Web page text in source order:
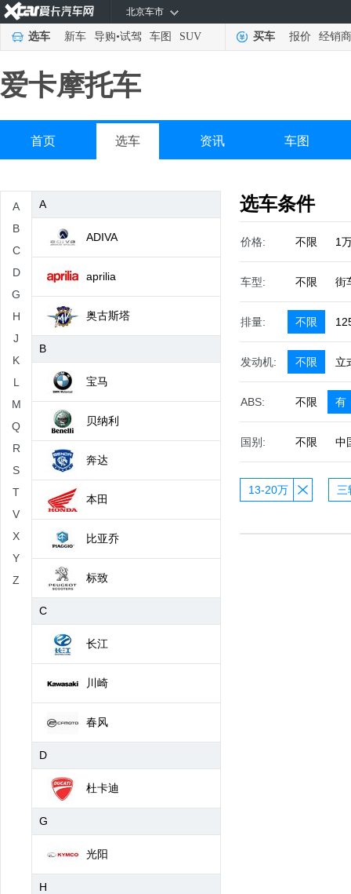
北京车市
选车 新车 导购•试驾 车图 SUV 买车 报价 经销商
爱卡摩托车
首页 选车 资讯 车图
A
B
C
D
G
H
J
K
L
M
Q
R
S
T
V
X
Y
Z
A
ADIVA
aprilia
奥古斯塔
B
宝马
贝纳利
奔达
本田
比亚乔
标致
C
长江
川崎
春风
D
杜卡迪
G
光阳
H
选车条件
价格: 不限 1
车型: 不限 街
排量: 不限
发动机: 不限 立
ABS: 不限 有
国别: 不限 中
13-20万 三